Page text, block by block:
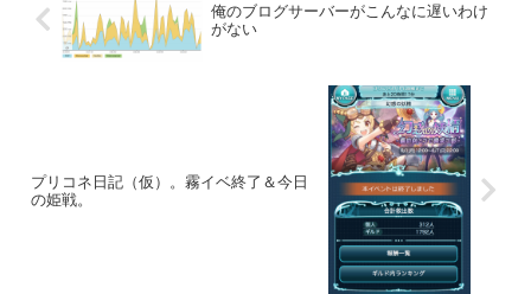
俺のブログサーバーがこんなに遅いわけ
がない
プリコネ日記（仮）。霧イベ終了＆今日
の姫戦。